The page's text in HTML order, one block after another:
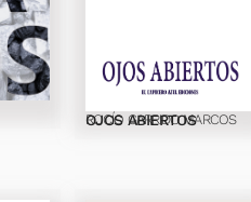
OJOS ABIERTOS
ROCÍO GARRIDO MARCOS